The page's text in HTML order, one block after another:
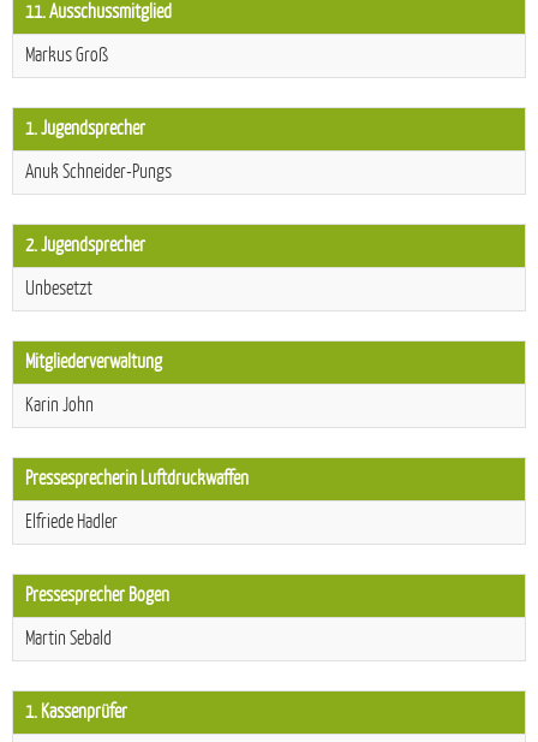
11. Ausschussmitglied
Markus Groß
1. Jugendsprecher
Anuk Schneider-Pungs
2. Jugendsprecher
Unbesetzt
Mitgliederverwaltung
Karin John
Pressesprecherin Luftdruckwaffen
Elfriede Hadler
Pressesprecher Bogen
Martin Sebald
1. Kassenprüfer